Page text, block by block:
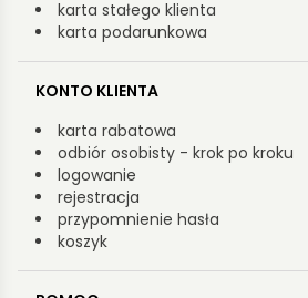
karta stałego klienta
karta podarunkowa
KONTO KLIENTA
karta rabatowa
odbiór osobisty - krok po kroku
logowanie
rejestracja
przypomnienie hasła
koszyk